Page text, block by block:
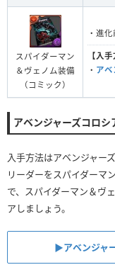
スパイダーマン
＆ヴェノム装備
（コミック）
・進
【入手
・ アベ
アベンジャーズコロ
入手方法はアベンジャー
リーダーをスパイダーマ
で、スパイダーマン＆ヴ
アしましょう。
▶︎アベンジャ